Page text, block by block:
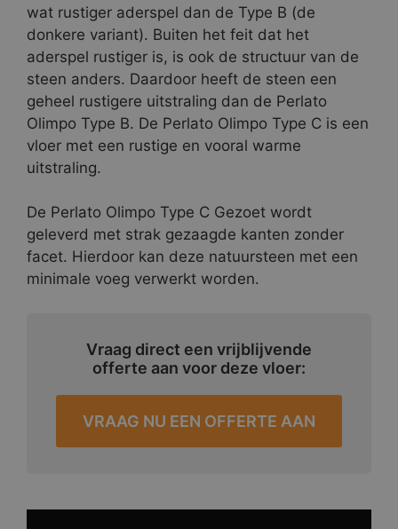
wat rustiger aderspel dan de Type B (de
donkere variant). Buiten het feit dat het
aderspel rustiger is, is ook de structuur van de
steen anders. Daardoor heeft de steen een
geheel rustigere uitstraling dan de Perlato
Olimpo Type B. De Perlato Olimpo Type C is een
vloer met een rustige en vooral warme
uitstraling.
De Perlato Olimpo Type C Gezoet wordt
geleverd met strak gezaagde kanten zonder
facet. Hierdoor kan deze natuursteen met een
minimale voeg verwerkt worden.
Vraag direct een vrijblijvende
offerte aan voor deze vloer:
VRAAG NU EEN OFFERTE AAN